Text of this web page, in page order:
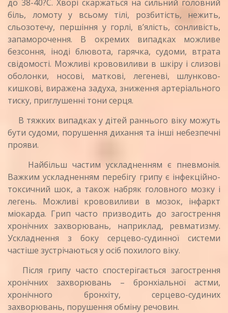
до 38-40?С. Хворі скаржаться на сильний головний
біль, ломоту у всьому тілі, розбитість, нежить,
сльозотечу, першіння у горлі, в’ялість, сонливість,
запаморочення. В окремих випадках можливе
безсоння, іноді блювота, гарячка, судоми, втрата
свідомості. Можливі крововиливи в шкіру і слизові
оболонки, носові, маткові, легеневі, шлунково-
кишкові, виражена задуха, зниження артеріального
тиску, приглушенні тони серця.
В тяжких випадках у дітей раннього віку можуть
бути судоми, порушення дихання та інші небезпечні
прояви.
Найбільш частим ускладненням є пневмонія.
Важким ускладненням перебігу грипу є інфекційно-
токсичний шок, а також набряк головного мозку і
легень. Можливі крововиливи в мозок, інфаркт
міокарда. Грип часто призводить до загострення
хронічних захворювань, наприклад, ревматизму.
Ускладнення з боку серцево-судинної системи
частіше зустрічаються у осіб похилого віку.
Після грипу часто спостерігається загострення
хронічних захворювань – бронхіальної астми,
хронічного бронхіту, серцево-судиних
захворювань, порушення обміну речовин.